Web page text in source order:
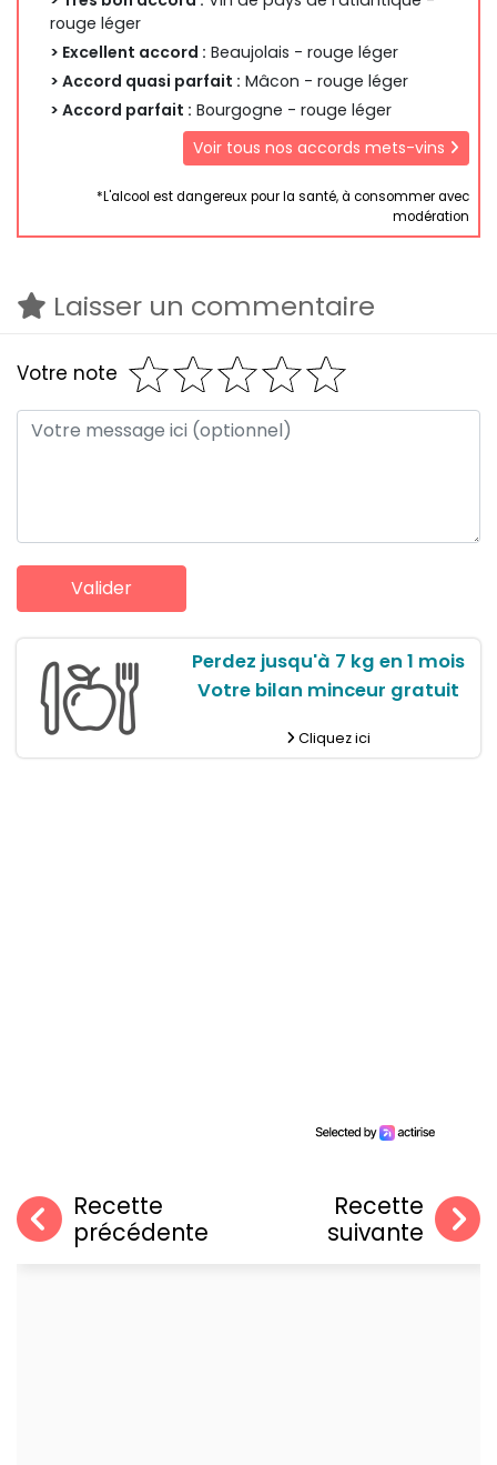
rouge léger
> Excellent accord : Beaujolais - rouge léger
> Accord quasi parfait : Mâcon - rouge léger
> Accord parfait : Bourgogne - rouge léger
Voir tous nos accords mets-vins
*L'alcool est dangereux pour la santé, à consommer avec
modération
Laisser un commentaire
Votre note
Perdez jusqu'à 7 kg en 1 mois
Votre bilan minceur gratuit
Cliquez ici
Recette
précédente
Recette
suivante